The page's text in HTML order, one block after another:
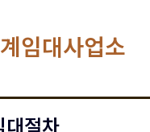
임대사업소
대절차